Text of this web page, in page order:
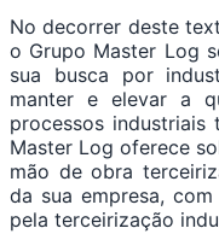
No decorrer deste
o Grupo Master Log
sua busca por
manter e elevar a
processos industriais
Master Log oferece
mão de obra
da sua empresa,
pela terceirização